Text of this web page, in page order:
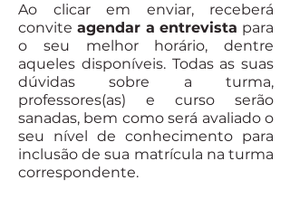
Ao clicar em enviar, receberá
convite agendar a entrevista para
o seu melhor horário, dentre
aqueles disponíveis. Todas as suas
dúvidas sobre a turma,
professores(as) e curso serão
sanadas, bem como será avaliado o
seu nível de conhecimento para
inclusão de sua matrícula na turma
correspondente.